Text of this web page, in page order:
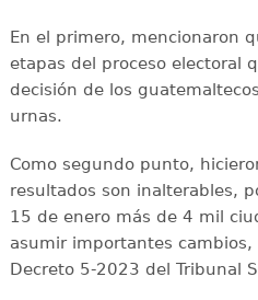
En el primero, mencionaron
etapas del proceso electoral
decisión de los
urnas.
Como segundo punto,
resultados son inalterables,
15 de enero más de 4 mil
asumir importantes
Decreto 5-2023 del Tribunal